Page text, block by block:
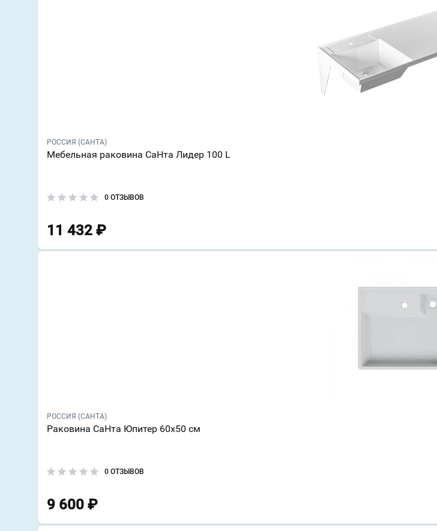
РОССИЯ (САНТА)
Мебельная раковина СаНта Лидер 100 L
0 ОТЗЫВОВ
11 432 ₽
РОССИЯ (САНТА)
Раковина СаНта Юпитер 60х50 см
0 ОТЗЫВОВ
9 600 ₽